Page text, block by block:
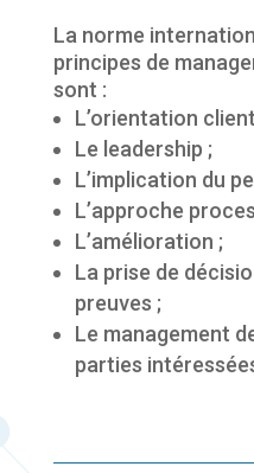
La norme
principes de
sont :
L’orientation
Le leadership ;
L’implication du
L’approche
L’amélioration ;
La prise de
preuves ;
Le management
parties